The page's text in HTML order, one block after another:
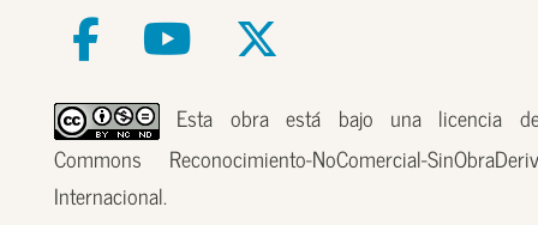
Esta obra está bajo una licencia
Commons Reconocimiento-NoComercial-
Internacional.